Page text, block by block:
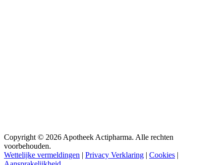
Copyright © 2026 Apotheek Actipharma. Alle rechten
voorbehouden.
Wettelijke vermeldingen | Privacy Verklaring | Cookies |